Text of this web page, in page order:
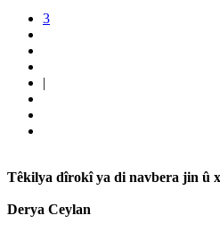
3
|
Têkilya dîrokî ya di navbera jin û
Derya Ceylan